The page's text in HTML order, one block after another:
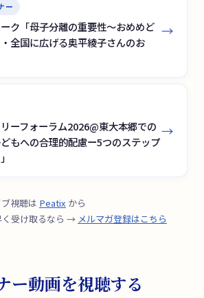
ー
ク「母子分離の重要性〜おめめど
全国に広げる奥平綾子さんのお
→
ーフォーラム2026@東大本郷での
もへの合理的配慮ー5つのステップ
→
視聴は Peatix から
く受け取るなら → メルマガ登録はこちら
ー動画を視聴する